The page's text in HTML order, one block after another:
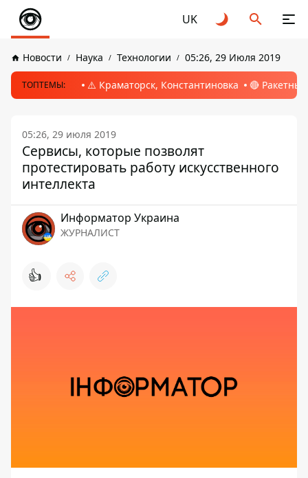
UK
Новости Наука Технологии 05:26, 29 Июля 2019
ТОПТЕМЫ: ⚠️ Краматорск, Константиновка 🔴
05:26, 29 июля 2019
Сервисы, которые позволят
протестировать работу искусственного
интеллекта
Информатор Украина
ЖУРНАЛИСТ
👍